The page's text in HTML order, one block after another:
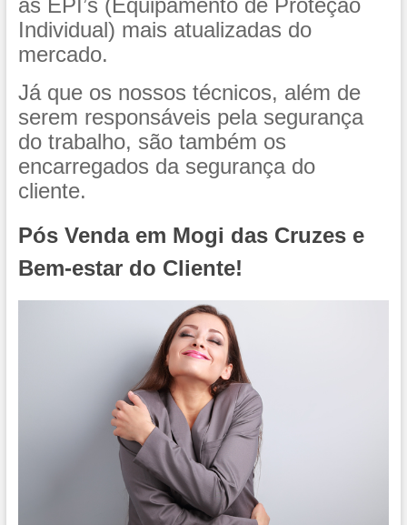
as EPI’s (Equipamento de Proteção
Individual) mais atualizadas do
mercado.
Já que os nossos técnicos, além de
serem responsáveis pela segurança
do trabalho, são também os
encarregados da segurança do
cliente.
Pós Venda em Mogi das Cruzes e
Bem-estar do Cliente!